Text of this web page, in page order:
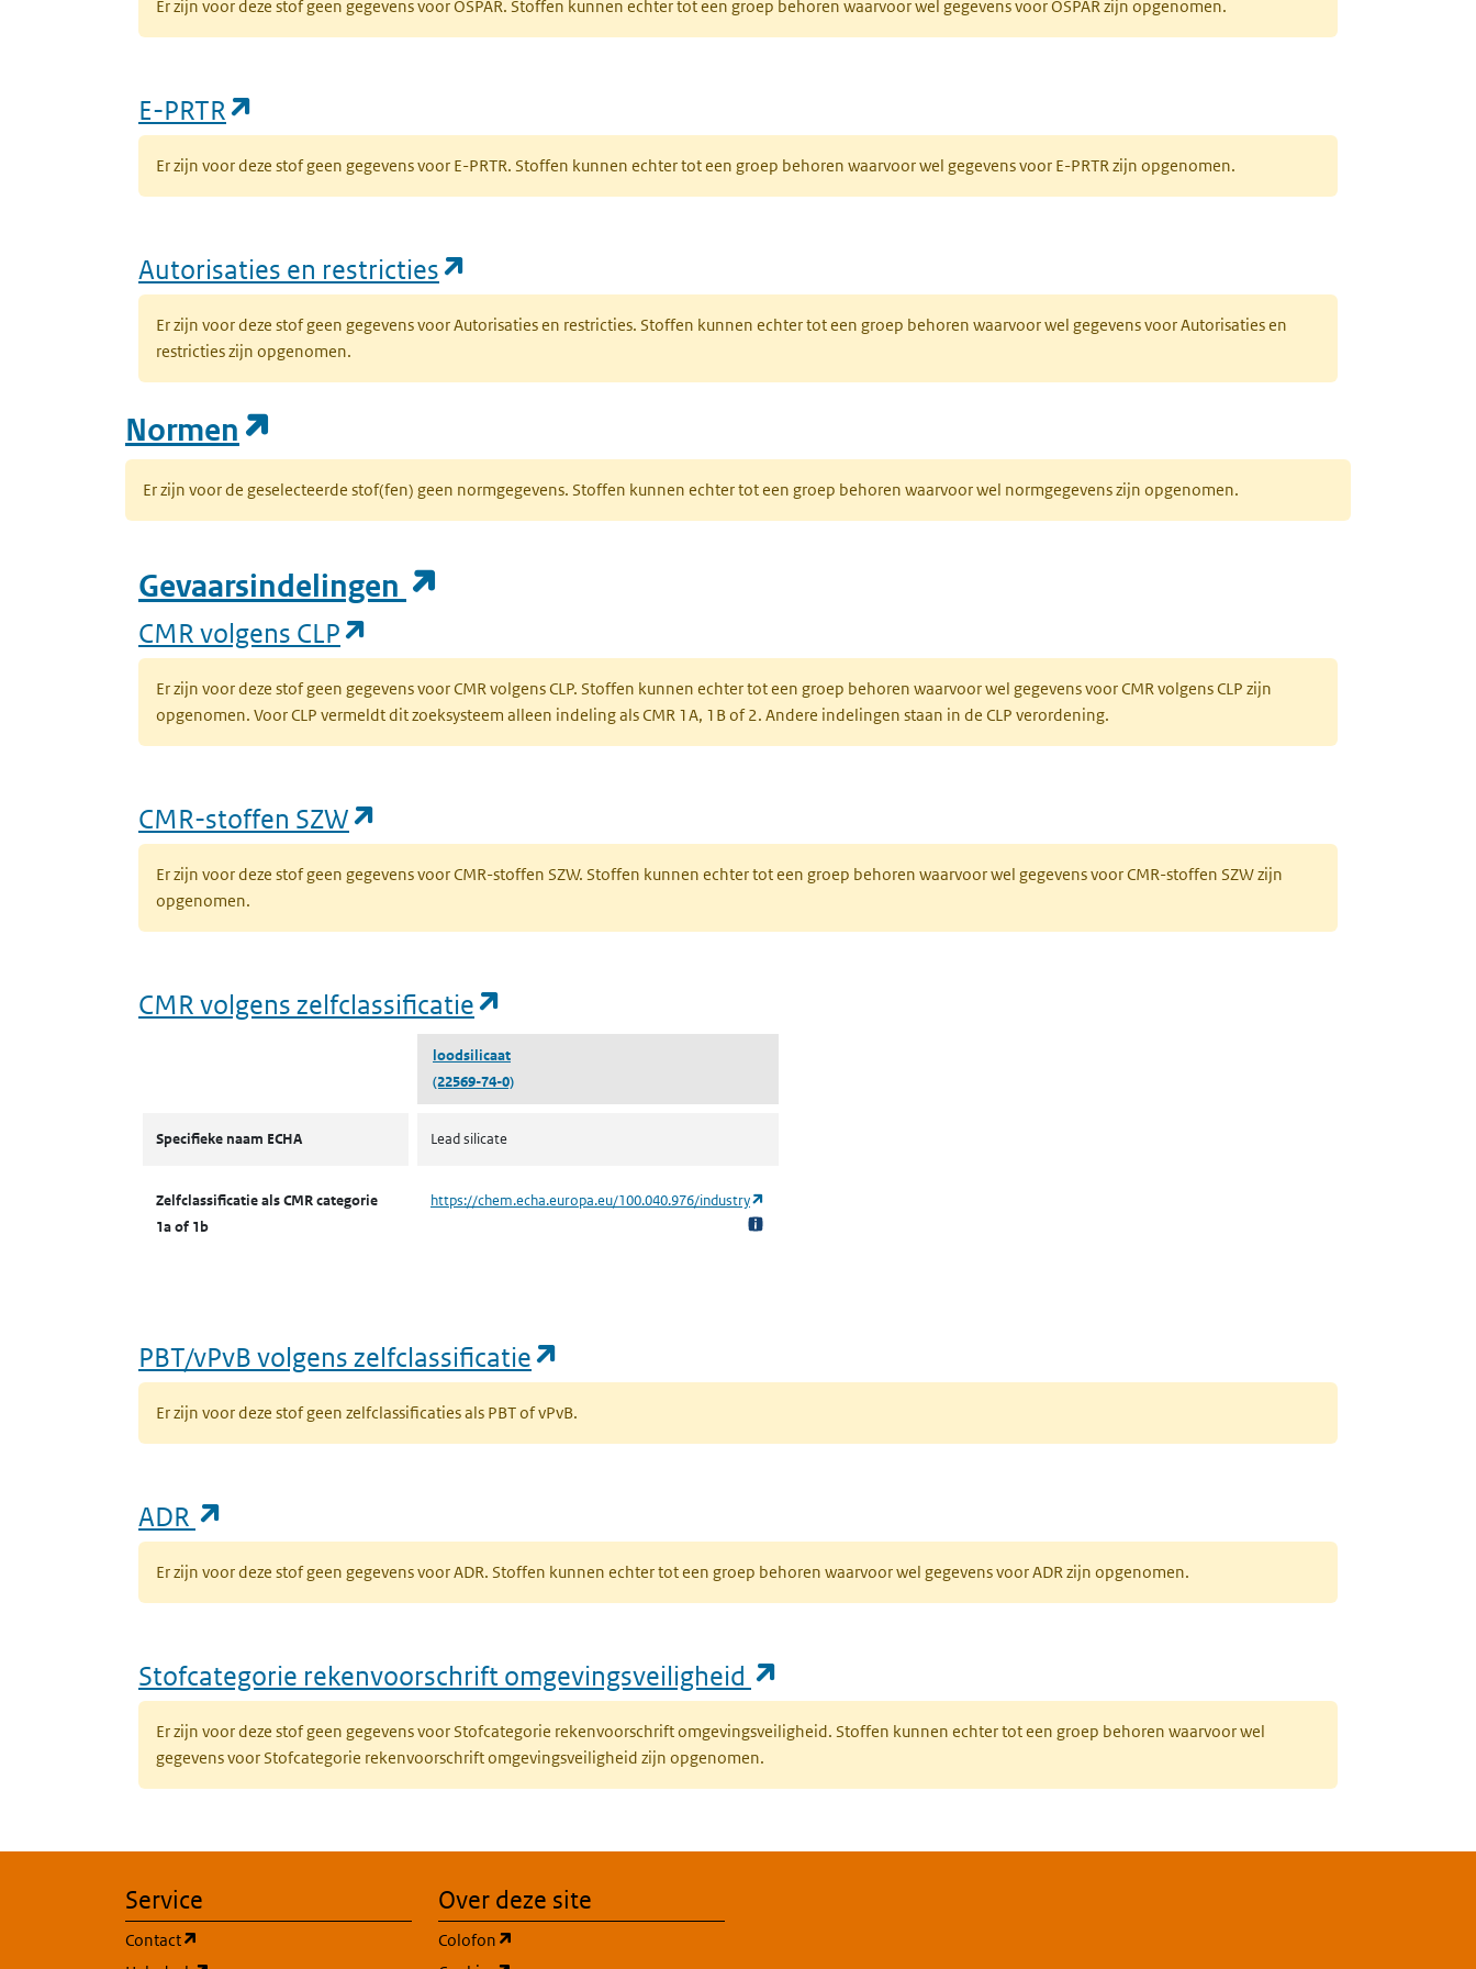
Er zijn voor deze stof geen gegevens voor OSPAR. Stoffen kunnen echter tot een groep behoren waarvoor wel gegevens voor OSPAR zijn opgenomen.
E-PRTR
Er zijn voor deze stof geen gegevens voor E-PRTR. Stoffen kunnen echter tot een groep behoren waarvoor wel gegevens voor E-PRTR zijn opgenomen.
Autorisaties en restricties
Er zijn voor deze stof geen gegevens voor Autorisaties en restricties. Stoffen kunnen echter tot een groep behoren waarvoor wel gegevens voor Autorisaties en
restricties zijn opgenomen.
Normen
Er zijn voor de geselecteerde stof(fen) geen normgegevens. Stoffen kunnen echter tot een groep behoren waarvoor wel normgegevens zijn opgenomen.
Gevaarsindelingen
CMR volgens CLP
Er zijn voor deze stof geen gegevens voor CMR volgens CLP. Stoffen kunnen echter tot een groep behoren waarvoor wel gegevens voor CMR volgens CLP zijn
opgenomen. Voor CLP vermeldt dit zoeksysteem alleen indeling als CMR 1A, 1B of 2. Andere indelingen staan in de CLP verordening.
CMR-stoffen SZW
Er zijn voor deze stof geen gegevens voor CMR-stoffen SZW. Stoffen kunnen echter tot een groep behoren waarvoor wel gegevens voor CMR-stoffen SZW zijn
opgenomen.
CMR volgens zelfclassificatie
loodsilicaat
(22569-74-0)
Specifieke naam ECHA Lead silicate
Zelfclassificatie als CMR categorie
1a of 1b
https://chem.echa.europa.eu/100.040.976/industry
PBT/vPvB volgens zelfclassificatie
Er zijn voor deze stof geen zelfclassificaties als PBT of vPvB.
ADR
Er zijn voor deze stof geen gegevens voor ADR. Stoffen kunnen echter tot een groep behoren waarvoor wel gegevens voor ADR zijn opgenomen.
Stofcategorie rekenvoorschrift omgevingsveiligheid
Er zijn voor deze stof geen gegevens voor Stofcategorie rekenvoorschrift omgevingsveiligheid. Stoffen kunnen echter tot een groep behoren waarvoor wel
gegevens voor Stofcategorie rekenvoorschrift omgevingsveiligheid zijn opgenomen.
Service
Contact
Over deze site
Colofon